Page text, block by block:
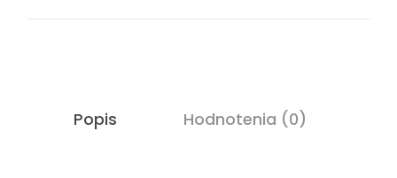
Popis Hodnotenia (0)